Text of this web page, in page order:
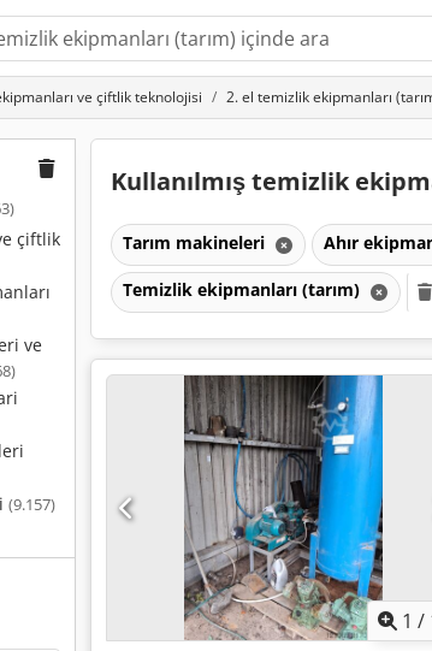
ve çiftlik teknolojisi 2. el temizlik ekipmanları
çiftlik
ve
(9.157)
Kullanılmış temizlik
Tarım makineleri Ahır
Temizlik ekipmanları (tarım)
1 /